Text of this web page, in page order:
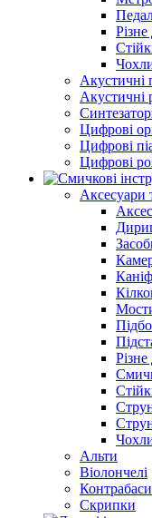
Акустичні
Акустичні
Цифрові
Цифрові
Цифрові
Аксесуари
Альти
Віолончелі
Контрабаси
Скрипки